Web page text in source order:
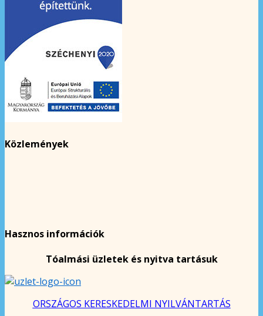
Közlemények
Hasznos információk
Tóalmási üzletek és nyitva tartásuk
ORSZÁGOS KERESKEDELMI NYILVÁNTARTÁS